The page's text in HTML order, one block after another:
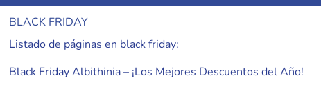
BLACK FRIDAY
Listado de páginas en black friday:
Black Friday Albithinia – ¡Los Mejores Descuentos del Año!